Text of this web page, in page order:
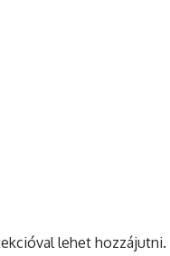
lehet hozzájutni.